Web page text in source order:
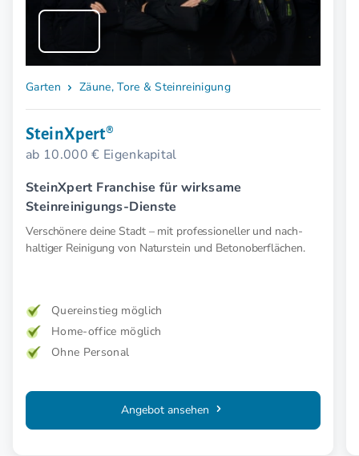
Garten Zäune, Tore & Steinreinigung
SteinXpert®
ab 10.000 € Eigenkapital
SteinXpert Franchise für wirksame
Steinreinigungs-Dienste
Verschönere deine Stadt – mit profes­sioneller und nach­
haltiger Reinigung von Naturstein und Betonoberflächen.
Quereinstieg möglich
Home-office möglich
Ohne Personal
Angebot ansehen